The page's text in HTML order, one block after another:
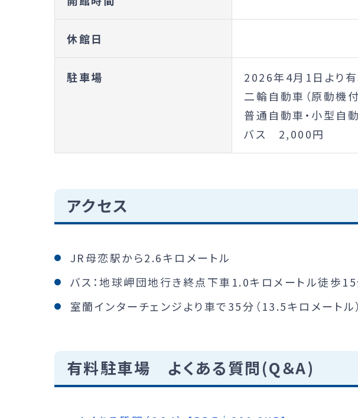
休館日
駐車場
2026年4月1日より
二輪自動車（原動機
普通自動車・小型自
バス 2,000円
アクセス
JR母恋駅から2.6キロメートル
バス：地球岬団地行き終点下車1.0キロメートル徒歩
室蘭インターチェンジより車で35分（13.5キロメートル）
有料駐車場 よくある質問(Q＆A)